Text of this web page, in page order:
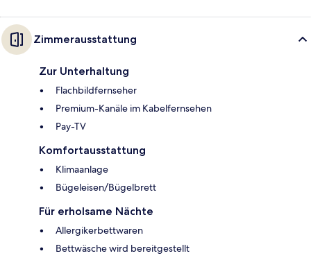
Zimmerausstattung
Zur Unterhaltung
Flachbildfernseher
Premium-Kanäle im Kabelfernsehen
Pay-TV
Komfortausstattung
Klimaanlage
Bügeleisen/Bügelbrett
Für erholsame Nächte
Allergikerbettwaren
Bettwäsche wird bereitgestellt